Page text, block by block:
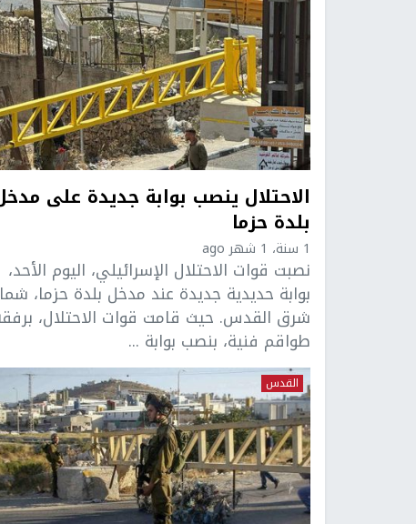
الاحتلال ينصب بوابة جديدة على
بلدة حزما
1 سنة، 1 شهر ago
نصبت قوات الاحتلال الإسرائيلي، اليوم الأحد،
بوابة حديدية جديدة عند مدخل بلدة حزما،
شرق القدس. حيث قامت قوات الاحتلال،
طواقم فنية، بنصب بوابة ...
القدس